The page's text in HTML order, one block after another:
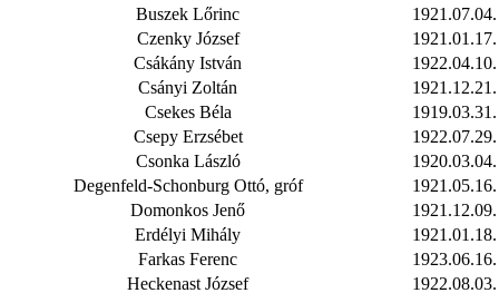
Buszek Lőrinc
1921.07.04.
Czenky József
1921.01.17.
Csákány István
1922.04.10.
Csányi Zoltán
1921.12.21.
Csekes Béla
1919.03.31.
Csepy Erzsébet
1922.07.29.
Csonka László
1920.03.04.
Degenfeld-Schonburg Ottó, gróf
1921.05.16.
Domonkos Jenő
1921.12.09.
Erdélyi Mihály
1921.01.18.
Farkas Ferenc
1923.06.16.
Heckenast József
1922.08.03.